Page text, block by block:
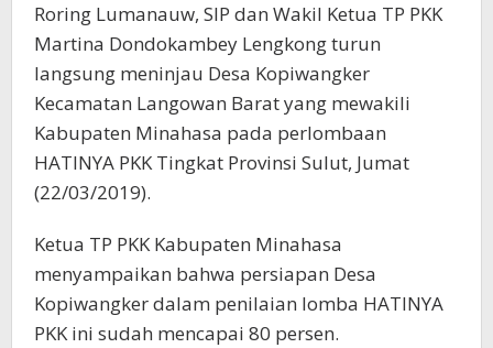
Roring Lumanauw, SIP dan Wakil Ketua TP PKK
Martina Dondokambey Lengkong turun
langsung meninjau Desa Kopiwangker
Kecamatan Langowan Barat yang mewakili
Kabupaten Minahasa pada perlombaan
HATINYA PKK Tingkat Provinsi Sulut, Jumat
(22/03/2019).
Ketua TP PKK Kabupaten Minahasa
menyampaikan bahwa persiapan Desa
Kopiwangker dalam penilaian lomba HATINYA
PKK ini sudah mencapai 80 persen.